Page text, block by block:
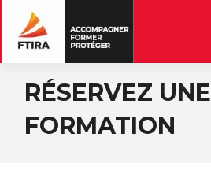
RÉSERVEZ UNE
FORMATION